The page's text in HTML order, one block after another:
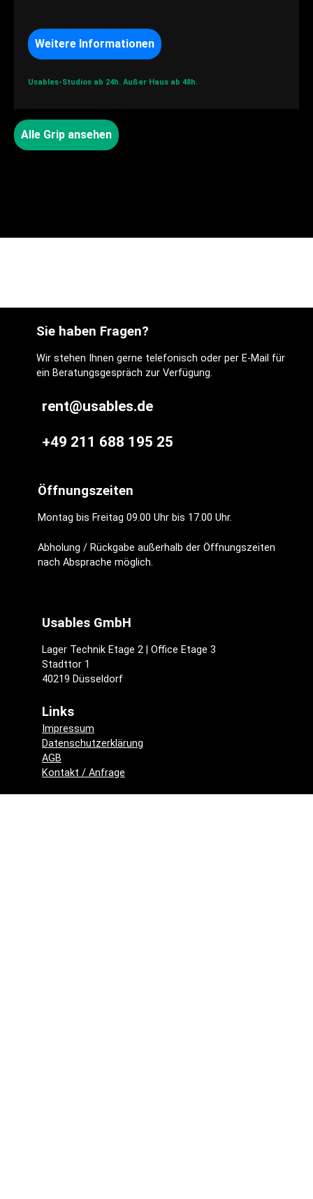
Weitere Informationen
Usables-Studios ab 24h. Außer Haus ab 48h.
Alle Grip ansehen
Sie haben Fragen?
Wir stehen Ihnen gerne telefonisch oder per E-Mail für
ein Beratungsgespräch zur Verfügung.
rent@usables.de
+49 211 688 195 25
Öffnungszeiten
Montag bis Freitag 09.00 Uhr bis 17.00 Uhr.
Abholung / Rückgabe außerhalb der Öffnungszeiten
nach Absprache möglich.
Usables GmbH
Lager Technik Etage 2 | Office Etage 3
Stadttor 1
40219 Düsseldorf
Links
Impressum
Datenschutzerklärung
AGB
Kontakt / Anfrage